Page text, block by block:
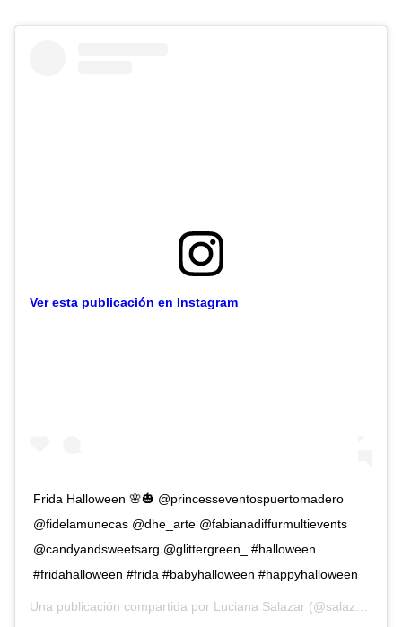
Ver esta publicación en Instagram
Frida Halloween 🌸🎃 @princesseventospuertomadero
@fidelamunecas @dhe_arte @fabianadiffurmultievents
@candyandsweetsarg @glittergreen_ #halloween
#fridahalloween #frida #babyhalloween #happyhalloween
Una publicación compartida por Luciana Salazar (@salazarluli) el